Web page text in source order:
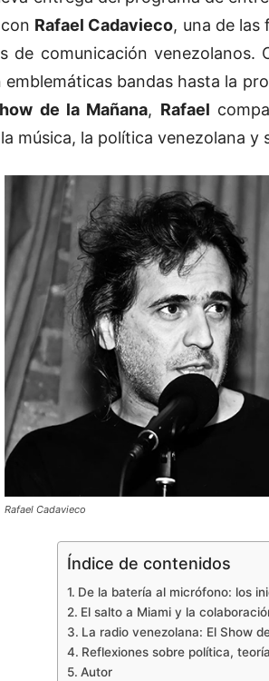
Rafael Cadavieco, una de las
de comunicación venezolanos.
emblemáticas bandas hasta la
de la Mañana, Rafael
música, la política venezolana y
Rafael Cadavieco
Índice de contenidos
De la batería al micrófono: los
El salto a Miami y la
La radio venezolana: El Show
Reflexiones sobre política,
Autor